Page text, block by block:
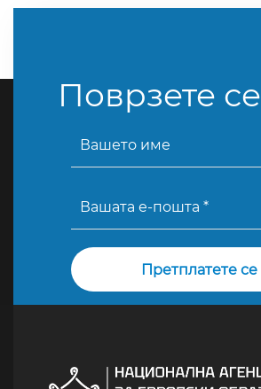
Поврзете се